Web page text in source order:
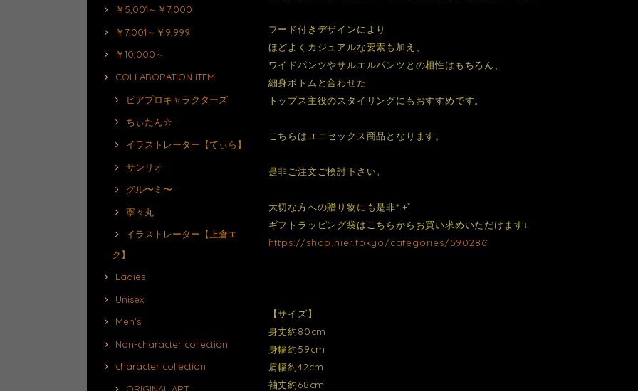
￥5,001～￥7,000
￥7,001～￥9,999
￥10,000～
COLLABORATION ITEM
ピアプロキャラクターズ
ちぃたん☆
イラストレーター【てぃら】
サンリオ
グル〜ミ〜
寧々丸
イラストレーター【上倉エ
ク】
Ladies
Unisex
Men's
Non-character collection
character collection
フード付きデザインにより
ほどよくカジュアルな要素も加え、
ワイドパンツやサルエルパンツとの相性はもちろん、
細身ボトムと合わせた
トップス主役のスタイリングにもおすすめです。
こちらはユニセックス商品となります。
是非ご注文ご検討下さい。
大切な方への贈り物にも是非*.+ﾟ
ギフトラッピング袋はこちらからお買い求めいただけます↓
https://shop.nier.tokyo/categories/5902861
【サイズ】
身丈約80cm
身幅約59cm
肩幅約42cm
袖丈約68cm